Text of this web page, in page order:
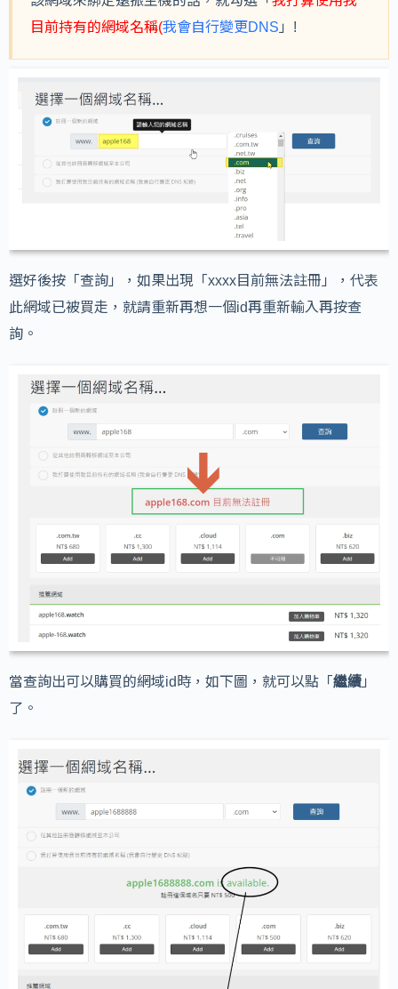
目前持有的網域名稱(我會自行變更DNS 」!
選好後按「查詢」，如果出現「xxxx目前無法註冊」，代表
此網域已被買走，就請重新再想一個id再重新輸入再按查
詢。
當查詢出可以購買的網域id時，如下圖，就可以點「 繼續 」
了。